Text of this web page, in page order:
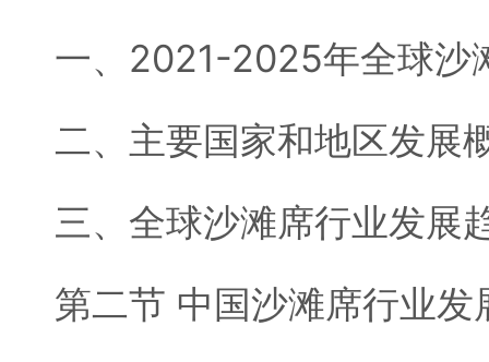
一、2021-2025年全球沙
二、主要国家和地区发展
三、全球沙滩席行业发展
第二节 中国沙滩席行业发